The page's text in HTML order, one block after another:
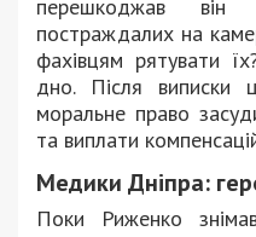
перешкоджав він
постраждалих на
фахівцям рятувати
дно. Після виписки
моральне право
та виплати
Медики Дніпра:
Поки Риженко